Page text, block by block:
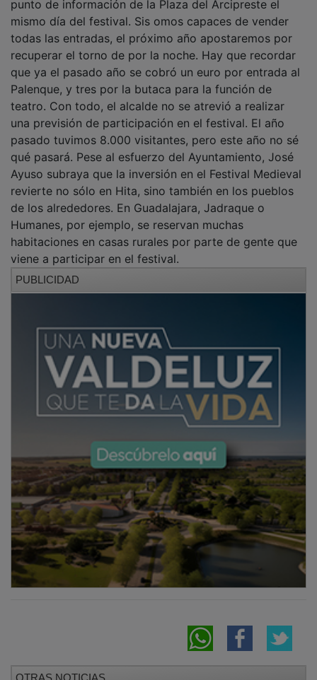
mismo día del festival. Sis omos capaces de vender
todas las entradas, el próximo año apostaremos por
recuperar el torno de por la noche. Hay que recordar
que ya el pasado año se cobró un euro por entrada al
Palenque, y tres por la butaca para la función de
teatro. Con todo, el alcalde no se atrevió a realizar
una previsión de participación en el festival. El año
pasado tuvimos 8.000 visitantes, pero este año no sé
qué pasará. Pese al esfuerzo del Ayuntamiento, José
Ayuso subraya que la inversión en el Festival Medieval
revierte no sólo en Hita, sino también en los pueblos
de los alrededores. En Guadalajara, Jadraque o
Humanes, por ejemplo, se reservan muchas
habitaciones en casas rurales por parte de gente que
viene a participar en el festival.
PUBLICIDAD